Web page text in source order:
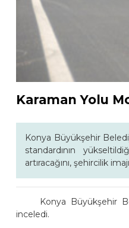
Karaman Yolu
Konya Büyükşehir
standardının
artıracağını, şehircilik
Konya Büyükşehir
inceledi.